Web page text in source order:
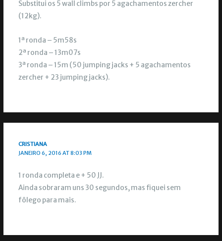
Substitui os 5 wall climbs por 5 agachamentos zercher
(12kg).
1ª ronda – 5m58s
2ª ronda – 13m07s
3ª ronda – 15m (50 jumping jacks + 5 agachamentos
zercher + 23 jumping jacks).
CRISTIANA
JANEIRO 6, 2016 AT 8:03 PM
1 ronda completa e + 50 JJ.
Ainda sobraram uns 30 segundos, mas fiquei sem
fôlego para mais.